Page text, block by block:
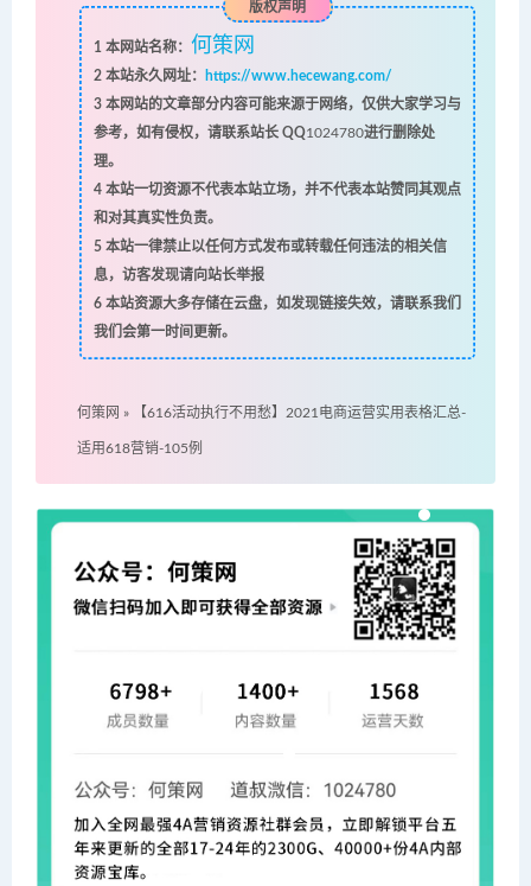
版权声明
1 本网站名称： 何策网
2本站永久网址：
https://www.hecewang.com/
3本网站的文章部分内容可能来源于网络，仅供大家学习与
参考，如有侵权，请联系站长 QQ1024780进行删除处
理。
4本站一切资源不代表本站立场，并不代表本站赞同其观点
和对其真实性负责。
5本站一律禁止以任何方式发布或转载任何违法的相关信
息，访客发现请向站长举报
6本站资源大多存储在云盘，如发现链接失效，请联系我们
我们会第一时间更新。
何策网 » 【616活动执行不用愁】2021电商运营实用表格汇总-
适用618营销-105例